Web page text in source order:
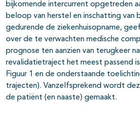
bijkomende intercurrent opgetreden
beloop van herstel en inschatting van
gedurende de ziekenhuisopname,
over de te verwachten medische
prognose ten aanzien van terugkeer
revalidatietraject het meest passend
Figuur 1 en de onderstaande
trajecten). Vanzelfsprekend wordt
de patiënt (en naaste) gemaakt.